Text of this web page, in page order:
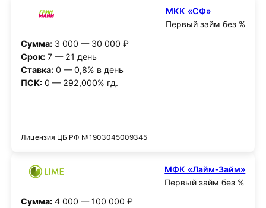
МКК «СФ»
Первый займ без %
Сумма:3 000 — 30 000 ₽
Срок:7 — 21 день
Ставка:0 — 0,8% в день
ПСК:0 — 292,000% гд.
Лицензия ЦБ РФ №1903045009345
МФК «Лайм‑Займ»
Первый займ без %
Сумма:4 000 — 100 000 ₽